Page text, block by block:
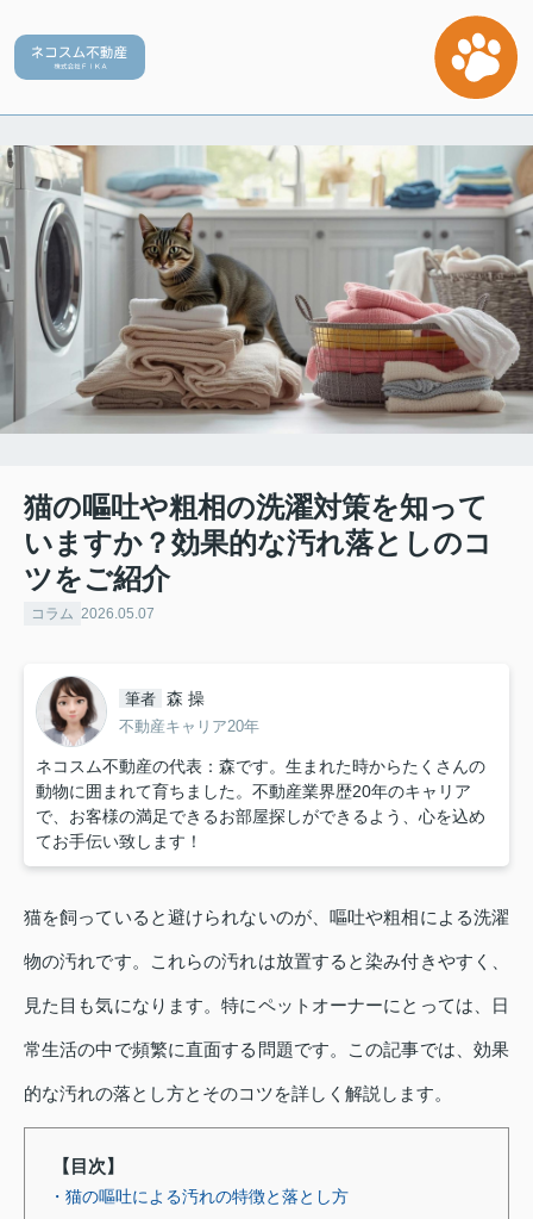
猫の嘔吐や粗相の洗濯対策を知って
いますか？効果的な汚れ落としのコ
ツをご紹介
コラム 2026.05.07
筆者 森 操
不動産キャリア20年
ネコスム不動産の代表：森です。生まれた時からたくさんの
動物に囲まれて育ちました。不動産業界歴20年のキャリア
で、お客様の満足できるお部屋探しができるよう、心を込め
てお手伝い致します！
猫を飼っていると避けられないのが、嘔吐や粗相による洗濯
物の汚れです。これらの汚れは放置すると染み付きやすく、
見た目も気になります。特にペットオーナーにとっては、日
常生活の中で頻繁に直面する問題です。この記事では、効果
的な汚れの落とし方とそのコツを詳しく解説します。
【目次】
・猫の嘔吐による汚れの特徴と落とし方